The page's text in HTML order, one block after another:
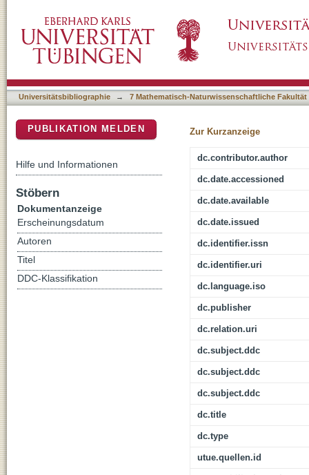
Universitätsbibliographie → 7 Mathematisch-Naturwissenschaftliche Fakultät
Zur Kurzanzeige
dc.contributor.author
dc.date.accessioned
dc.date.available
dc.date.issued
dc.identifier.issn
dc.identifier.uri
dc.language.iso
dc.publisher
dc.relation.uri
dc.subject.ddc
dc.subject.ddc
dc.subject.ddc
dc.title
dc.type
utue.quellen.id
PUBLIKATION MELDEN
Hilfe und Informationen
Stöbern
Dokumentanzeige
Erscheinungsdatum
Autoren
Titel
DDC-Klassifikation